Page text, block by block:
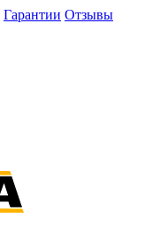
Гарантии Отзывы